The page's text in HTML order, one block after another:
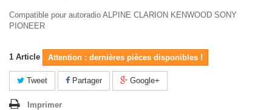
Compatible pour autoradio ALPINE CLARION KENWOOD SONY
PIONEER
1 Article Attention : dernières pièces disponibles !
Tweet Partager Google+
Imprimer